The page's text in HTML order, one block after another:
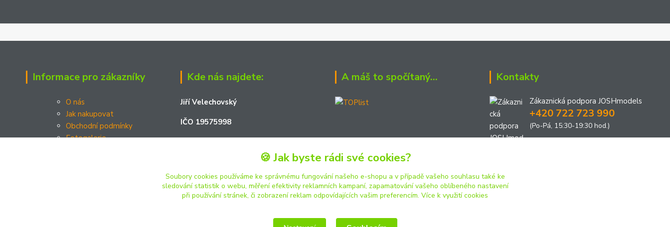
Informace pro zákazníky
O nás
Jak nakupovat
Obchodní podmínky
Fotogalerie
Kde nás najdete:
Jiří Velechovský
IČO 19575998
A máš to spočítaný... Kontakty
Zákaznická podpora JOSHmodels
+420 722 723 990
(Po-Pá, 15:30-19:30 hod.)
🍪 Jak byste rádi své cookies?
Soubory cookies používáme ke správnému fungování našeho e-shopu a v případě vašeho souhlasu také ke
sledování statistik o webu, měření efektivity reklamních kampaní, zapamatování vašeho oblíbeného nastavení
při používání stránek, či zobrazení reklam odpovídajících vašim preferencím. Více k využití cookies